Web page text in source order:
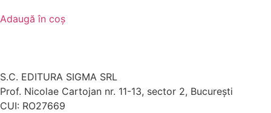
Adaugă în coș
S.C. EDITURA SIGMA SRL
Prof. Nicolae Cartojan nr. 11-13, sector 2, București
CUI: RO27669